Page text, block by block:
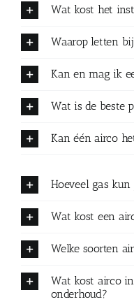
Wat kost het
Waarop letten
Kan en mag ik
Wat is de beste
Kan één airco
Hoeveel gas
Wat kost een
Welke soorten
Wat kost airco
onderhoud?